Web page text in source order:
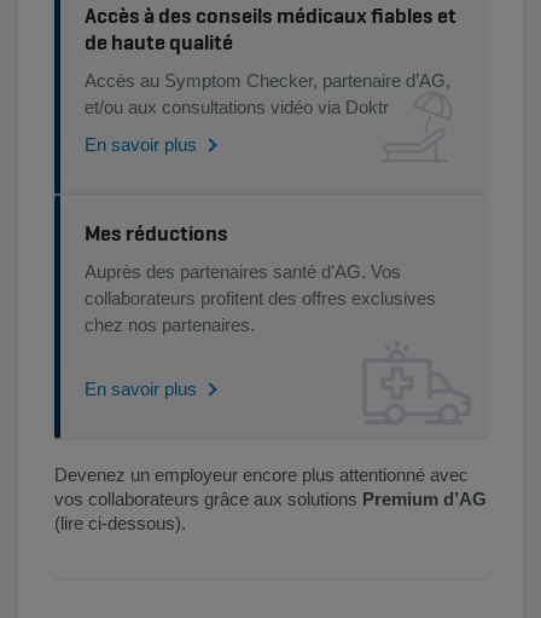
Accès à des conseils médicaux fiables et
de haute qualité
Accès au Symptom Checker, partenaire d’AG,
et/ou aux consultations vidéo via Doktr
En savoir plus
Mes réductions
Auprès des partenaires santé d’AG. Vos
collaborateurs profitent des offres exclusives
chez nos partenaires.​
En savoir plus
Devenez un employeur encore plus attentionné avec
vos collaborateurs grâce aux solutions Premium d’AG
(lire ci-dessous).